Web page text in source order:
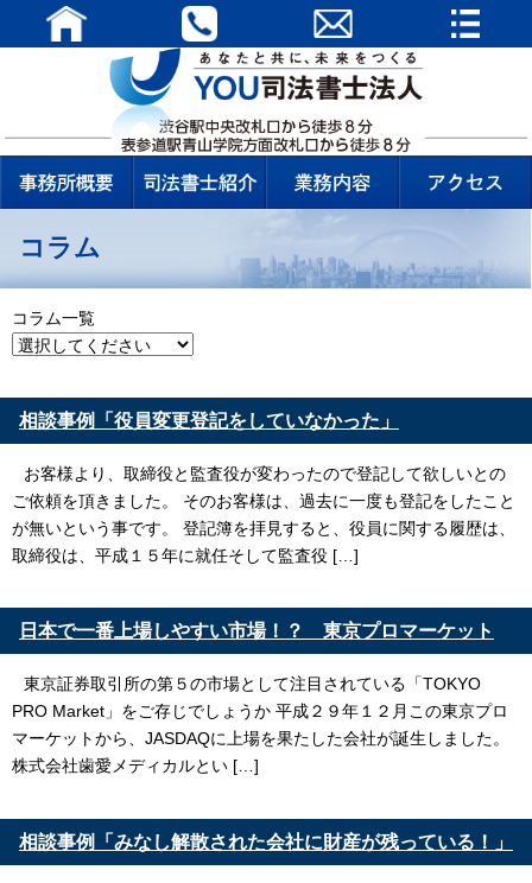
コラム
コラム一覧
相談事例「役員変更登記をしていなかった」
お客様より、取締役と監査役が変わったので登記して欲しいとの
ご依頼を頂きました。 そのお客様は、過去に一度も登記をしたこと
が無いという事です。 登記簿を拝見すると、役員に関する履歴は、
取締役は、平成１５年に就任そして監査役 […]
日本で一番上場しやすい市場！？ 東京プロマーケット
東京証券取引所の第５の市場として注目されている「TOKYO
PRO Market」をご存じでしょうか 平成２９年１２月この東京プロ
マーケットから、JASDAQに上場を果たした会社が誕生しました。
株式会社歯愛メディカルとい […]
相談事例「みなし解散された会社に財産が残っている！」